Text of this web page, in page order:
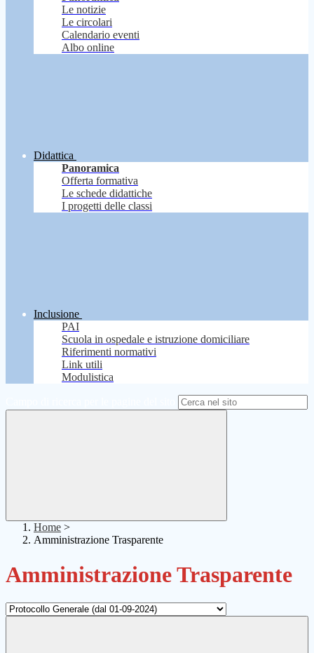
Le notizie
Le circolari
Calendario eventi
Albo online
Didattica
Panoramica
Offerta formativa
Le schede didattiche
I progetti delle classi
Inclusione
PAI
Scuola in ospedale e istruzione domiciliare
Riferimenti normativi
Link utili
Modulistica
Home >
Amministrazione Trasparente
Amministrazione Trasparente